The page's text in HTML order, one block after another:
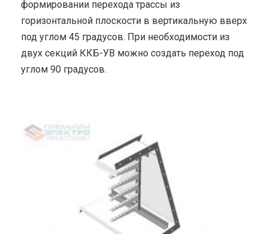
формировании перехода трассы из
горизонтальной плоскости в вертикальную вверх
под углом 45 градусов. При необходимости из
двух секций ККБ-УВ можно создать переход под
углом 90 градусов.